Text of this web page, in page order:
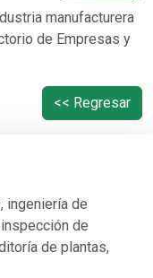
manufacturera
de Empresas y
<< Regresar
ingeniería de
de
de plantas,